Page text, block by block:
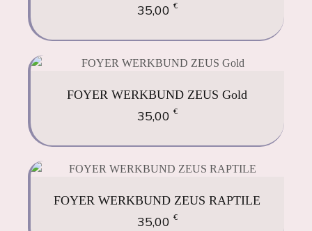
35,00 €
FOYER WERKBUND ZEUS Gold
35,00 €
FOYER WERKBUND ZEUS RAPTILE
35,00 €